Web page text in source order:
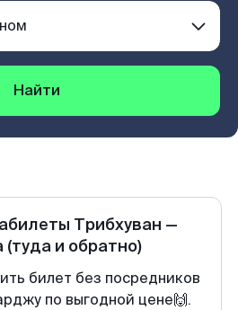
Найти
Трибхуван —
(туда и обратно)
билет без посредников
по выгодной цене🙌.